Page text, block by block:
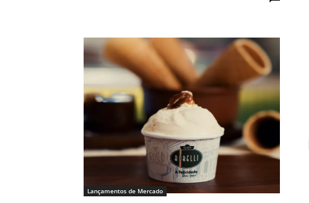
Lançamentos de Mercado